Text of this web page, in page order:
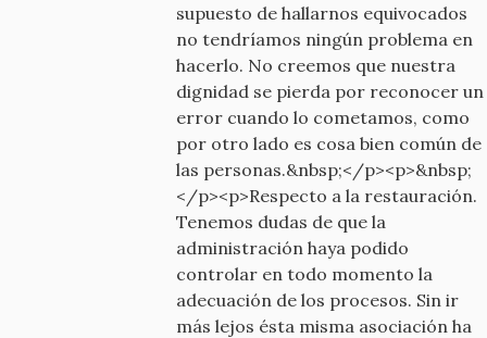
supuesto de hallarnos equivocados
no tendríamos ningún problema en
hacerlo. No creemos que nuestra
dignidad se pierda por reconocer un
error cuando lo cometamos, como
por otro lado es cosa bien común de
las personas.&nbsp;</p><p>&nbsp;
</p><p>Respecto a la restauración.
Tenemos dudas de que la
administración haya podido
controlar en todo momento la
adecuación de los procesos. Sin ir
más lejos ésta misma asociación ha